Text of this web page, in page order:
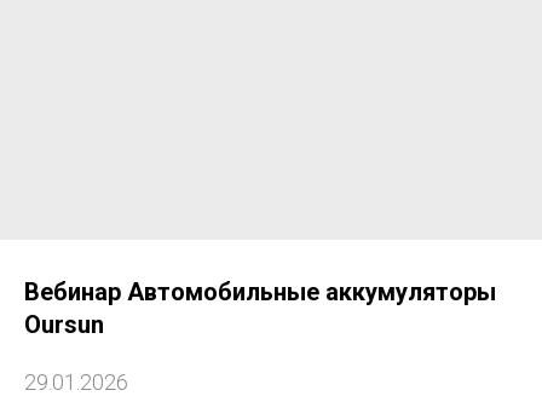
Вебинар Автомобильные аккумуляторы
Oursun
29.01.2026